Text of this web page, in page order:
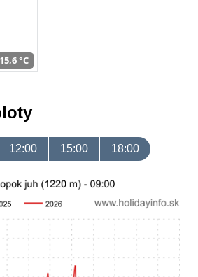
15,6 °C
12:00 15:00 18:00